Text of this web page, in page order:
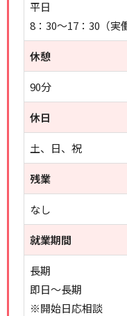
平日
8：30～17：30（実
休憩
90分
休日
土、日、祝
残業
なし
就業期間
長期
即日～長期
※開始日応相談